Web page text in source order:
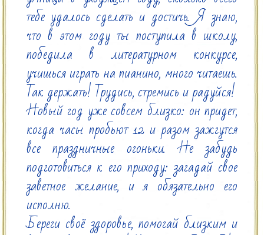
тебе удалось сделать и достичь. Я знаю,
что в этом году ты поступила в школу,
победила в литературном конкурсе,
учишься играть на пианино, много читаешь.
Так держать! Трудись, стремись и радуйся!
Новый год уже совсем близко: он придет,
когда часы пробьют 12 и разом зажгутся
все праздничные огоньки. Не забудь
подготовиться к его приходу: загадай свое
заветное желание, и я обязательно его
исполню.
Береги своё здоровье, помогай близким и